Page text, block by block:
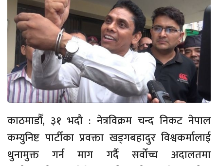
काठमाडौँ, ३१ भदौ : नेत्रविक्रम चन्द निकट नेपाल
कम्युनिष्ट पार्टीका प्रवक्ता खड्गबहादुर विश्वकर्मालाई
थुनामुक्त गर्न माग गर्दै सर्वोच्च अदालतमा